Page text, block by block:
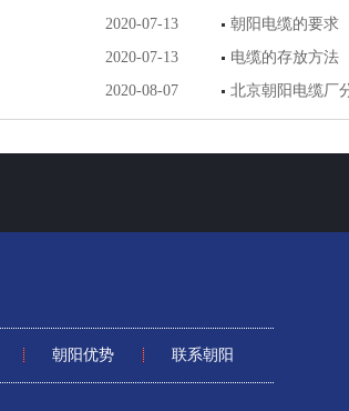
2020-07-13
朝阳电缆的要求
2020-07-13
电缆的存放方法
2020-08-07
北京朝阳电缆厂
闸？
朝阳优势 联系朝阳